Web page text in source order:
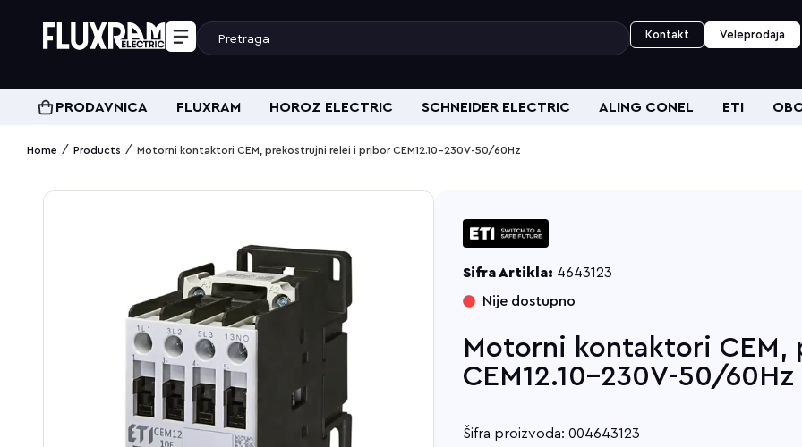
Kontakt Veleprodaja
PRODAVNICA FLUXRAM HOROZ ELECTRIC SCHNEIDER ELECTRIC ALING CONEL ETI
Home / Products / Motorni kontaktori CEM, prekostrujni relei i pribor CEM12.10-230V-50/60Hz
Sifra Artikla: 4643123
Nije dostupno
Motorni kontaktori
CEM12.10-230V-50/60Hz
Šifra proizvoda: 004643123